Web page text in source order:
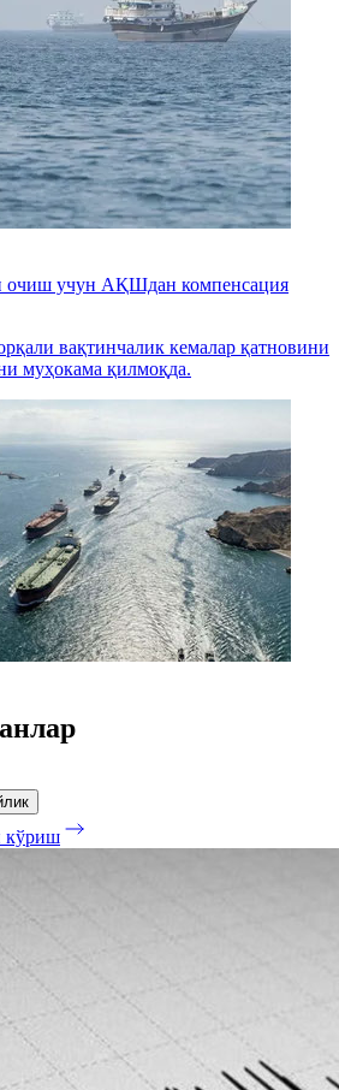
очиш учун АҚШдан компенсация
вақтинчалик кемалар қатновини
муҳокама қилмоқда.
кўриш